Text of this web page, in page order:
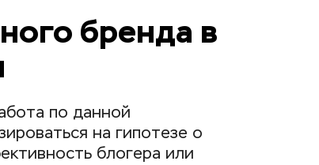
бренда в
по данной
на гипотезе о
блогера или